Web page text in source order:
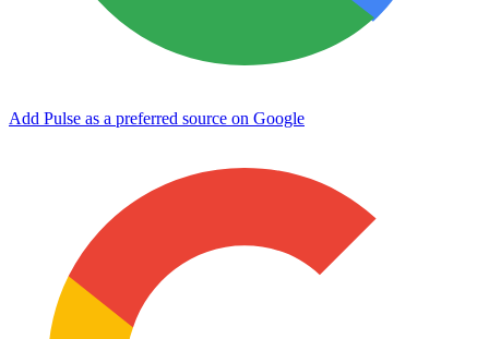
Add Pulse as a preferred source on Google